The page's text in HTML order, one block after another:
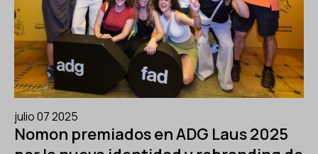
julio 07 2025
Nomon premiados en ADG Laus 2025